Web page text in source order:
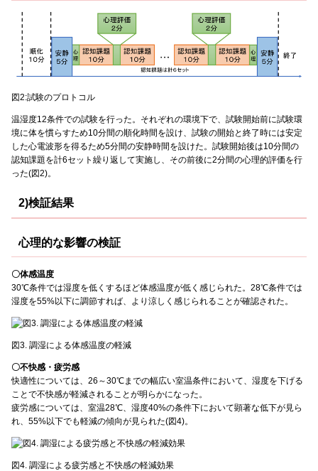
図2:試験のプロトコル
温湿度12条件での試験を行った。それぞれの環境下で、試験開始前に試験環
境に体を慣らすため10分間の順化時間を設け、試験の開始と終了時には安定
した心電波形を得るため5分間の安静時間を設けた。試験開始後は10分間の
認知課題を計6セット繰り返して実施し、その前後に2分間の心理的評価を行
った(図2)。
2)検証結果
心理的な影響の検証
〇体感温度
30℃条件では湿度を低くするほど体感温度が低く感じられた。28℃条件では
湿度を55%以下に調節すれば、より涼しく感じられることが確認された。
図3. 調湿による体感温度の軽減
〇不快感・疲労感
快適性については、26～30℃までの幅広い室温条件において、湿度を下げる
ことで不快感が軽減されることが明らかになった。
疲労感については、室温28℃、湿度40%の条件下において顕著な低下が見ら
れ、55%以下でも軽減の傾向が見られた(図4)。
図4. 調湿による疲労感と不快感の軽減効果